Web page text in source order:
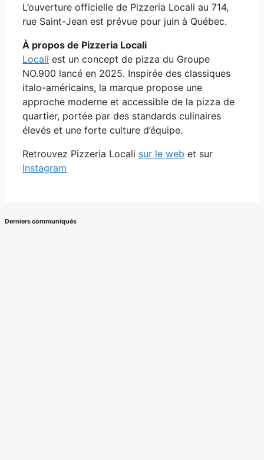
L’ouverture officielle de Pizzeria Locali au 714,
rue Saint-Jean est prévue pour juin à Québec.
À propos de Pizzeria Locali
Locali est un concept de pizza du Groupe
NO.900 lancé en 2025. Inspirée des classiques
italo-américains, la marque propose une
approche moderne et accessible de la pizza de
quartier, portée par des standards culinaires
élevés et une forte culture d’équipe.
Retrouvez Pizzeria Locali sur le web et sur
Instagram
Derniers communiqués